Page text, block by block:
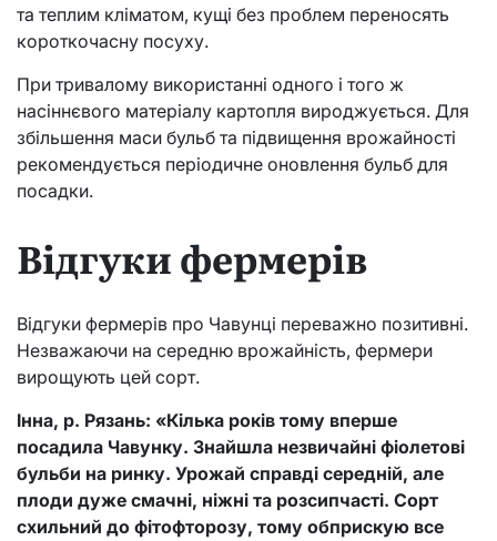
та теплим кліматом, кущі без проблем переносять
короткочасну посуху.
При тривалому використанні одного і того ж
насіннєвого матеріалу картопля вироджується. Для
збільшення маси бульб та підвищення врожайності
рекомендується періодичне оновлення бульб для
посадки.
Відгуки фермерів
Відгуки фермерів про Чавунці переважно позитивні.
Незважаючи на середню врожайність, фермери
вирощують цей сорт.
Інна, р. Рязань: «Кілька років тому вперше
посадила Чавунку. Знайшла незвичайні фіолетові
бульби на ринку. Урожай справді середній, але
плоди дуже смачні, ніжні та розсипчасті. Сорт
схильний до фітофторозу, тому обприскую все